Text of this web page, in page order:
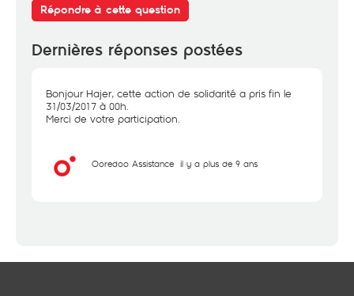
Répondre à cette question
Dernières réponses postées
Bonjour Hajer, cette action de solidarité a pris fin le
31/03/2017 à 00h.
Merci de votre participation.
Ooredoo Assistance il y a plus de 9 ans